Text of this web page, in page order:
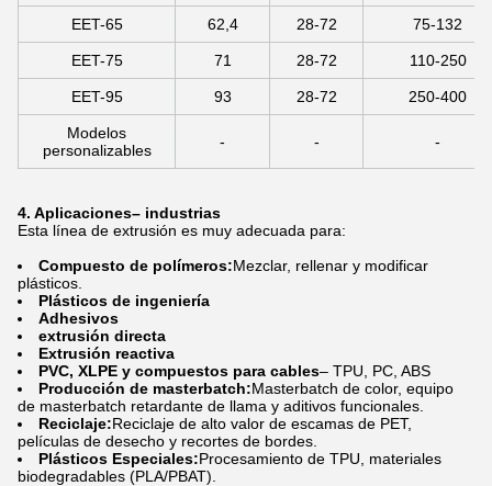
EET-65 62,4 28-72 75-132
EET-75 71 28-72 110-250
EET-95 93 28-72 250-400
Modelos
personalizables
- - -
4. Aplicaciones– industrias
Esta línea de extrusión es muy adecuada para:
Compuesto de polímeros:Mezclar, rellenar y modificar
plásticos.
Plásticos de ingeniería
Adhesivos
extrusión directa
Extrusión reactiva
PVC, XLPE y compuestos para cables– TPU, PC, ABS
Producción de masterbatch:Masterbatch de color, equipo
de masterbatch retardante de llama y aditivos funcionales.
Reciclaje:Reciclaje de alto valor de escamas de PET,
películas de desecho y recortes de bordes.
Plásticos Especiales:Procesamiento de TPU, materiales
biodegradables (PLA/PBAT).